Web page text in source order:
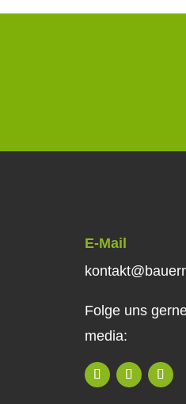
E-Mail
Folge uns
media: